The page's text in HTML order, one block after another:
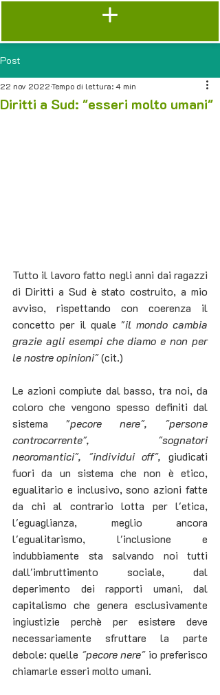
Post
Diritti a Sud: "esseri molto umani"
22 nov 2022Tempo di lettura: 4 min
Tutto il lavoro fatto negli anni dai ragazzi
di Diritti a Sud è stato costruito, a mio
avviso, rispettando con coerenza il
concetto per il quale "il mondo cambia
grazie agli esempi che diamo e non per
le nostre opinioni" (cit.)
Le azioni compiute dal basso, tra noi, da
coloro che vengono spesso definiti dal
sistema "pecore nere", "persone
controcorrente", "sognatori
neoromantici", "individui off", giudicati
fuori da un sistema che non è etico,
egualitario e inclusivo, sono azioni fatte
da chi al contrario lotta per l'etica,
l'eguaglianza, meglio ancora
l'egualitarismo, l'inclusione e
indubbiamente sta salvando noi tutti
dall'imbruttimento sociale, dal
deperimento dei rapporti umani, dal
capitalismo che genera esclusivamente
ingiustizie perchè per esistere deve
necessariamente sfruttare la parte
debole: quelle "pecore nere" io preferisco
chiamarle esseri molto umani.